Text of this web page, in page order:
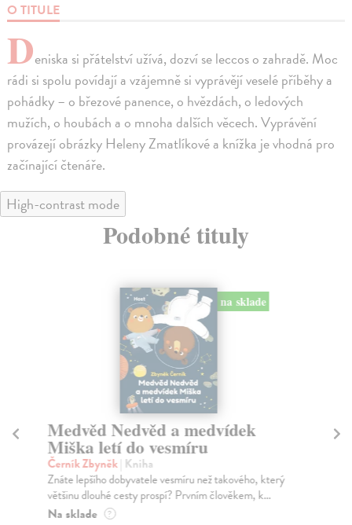
O TITULE
Deniska si přátelství užívá, dozví se leccos o zahradě. Moc
rádi si spolu povídají a vzájemně si vyprávějí veselé příběhy a
pohádky – o březové panence, o hvězdách, o ledových
mužích, o houbách a o mnoha dalších věcech. Vyprávění
provázejí obrázky Heleny Zmatlíkové a knížka je vhodná pro
začínající čtenáře.
High-contrast mode
Podobné tituly
na sklade
Medvěd Nedvěd a medvídek
Miška letí do vesmíru
Černík Zbyněk | Kniha
Znáte lepšího dobyvatele vesmíru než takového, který
většinu dlouhé cesty prospí? Prvním člověkem, k...
Na sklade ?